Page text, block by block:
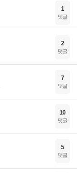
1
댓글
2
댓글
7
댓글
10
댓글
5
댓글